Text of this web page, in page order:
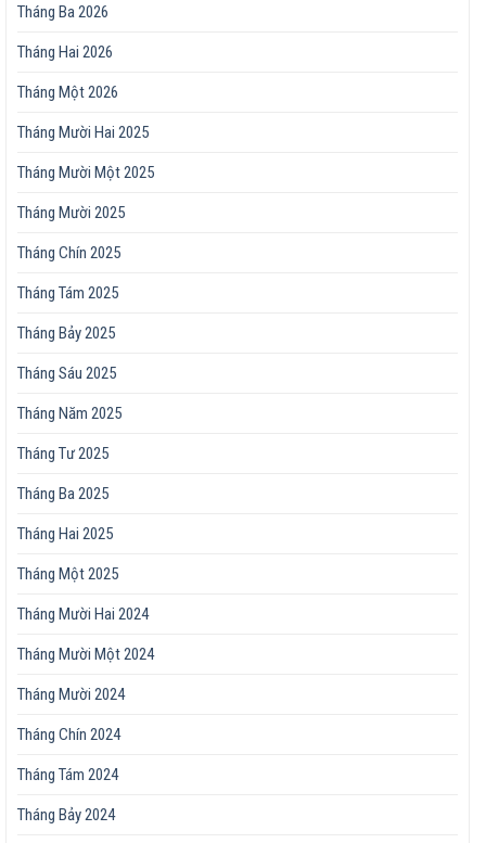
Tháng Ba 2026
Tháng Hai 2026
Tháng Một 2026
Tháng Mười Hai 2025
Tháng Mười Một 2025
Tháng Mười 2025
Tháng Chín 2025
Tháng Tám 2025
Tháng Bảy 2025
Tháng Sáu 2025
Tháng Năm 2025
Tháng Tư 2025
Tháng Ba 2025
Tháng Hai 2025
Tháng Một 2025
Tháng Mười Hai 2024
Tháng Mười Một 2024
Tháng Mười 2024
Tháng Chín 2024
Tháng Tám 2024
Tháng Bảy 2024